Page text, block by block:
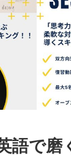
語で磨